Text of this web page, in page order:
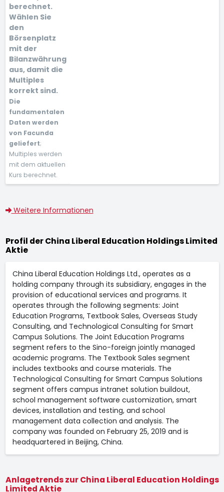
berechnet.
Wählen Sie
den
Börsenplatz
mit der
Bilanzwährung
aus, damit die
Multiples
korrekt sind.
Die
fundamentalen
Daten werden
von Facunda
geliefert;
Multiples werden
mit dem aktuellen
Kurs berechnet.
Weitere Informationen
Profil der China Liberal Education Holdings Limited
Aktie
China Liberal Education Holdings Ltd., operates as a
holding company through its subsidiary, engages in the
provision of educational services and programs. It
operates through the following segments: Joint
Education Programs, Textbook Sales, Overseas Study
Consulting, and Technological Consulting for Smart
Campus Solutions. The Joint Education Programs
segment refers to the Sino-foreign jointly managed
academic programs. The Textbook Sales segment
includes textbooks and course materials. The
Technological Consulting for Smart Campus Solutions
segment offers campus intranet solution buildout,
school management software customization, smart
devices, installation and testing, and school
management data collection and analysis. The
company was founded on February 25, 2019 and is
headquartered in Beijing, China.
Anlagetrends zur China Liberal Education Holdings
Limited Aktie